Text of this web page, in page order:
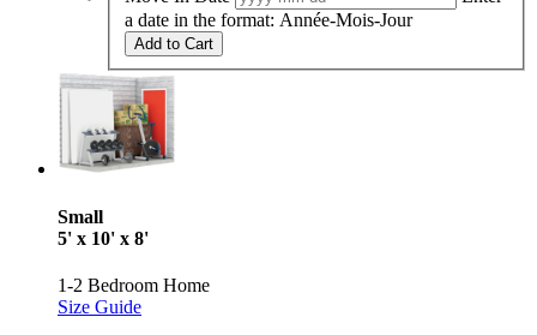
a date in the format: Année-Mois-Jour
Add to Cart
Small
5' x 10' x 8'
1-2 Bedroom Home
Size Guide